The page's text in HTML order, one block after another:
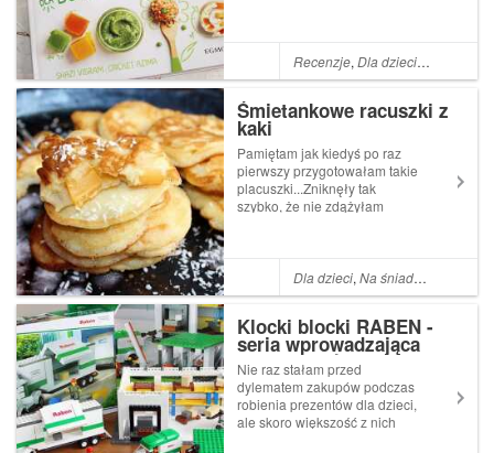
Naprawdę nie o to chodzi,
aby nasza pociecha tylko ja...
Recenzje,Dla dzieci,Książki
Śmietankowe racuszki z
kaki
Pamiętam jak kiedyś po raz
pierwszy przygotowałam takie
placuszki...Zniknęły tak
szybko, że nie zdążyłam
są takie przepyszne!Ich
delikatna i puszysta
Dla dzieci,Na śniadanie i kolację
Klocki blocki RABEN -
seria wprowadzająca
dziecko w świat logistyki
- recenzja
Nie raz stałam przed
dylematem zakupów podczas
robienia prezentów dla dzieci,
ale skoro większość z nich